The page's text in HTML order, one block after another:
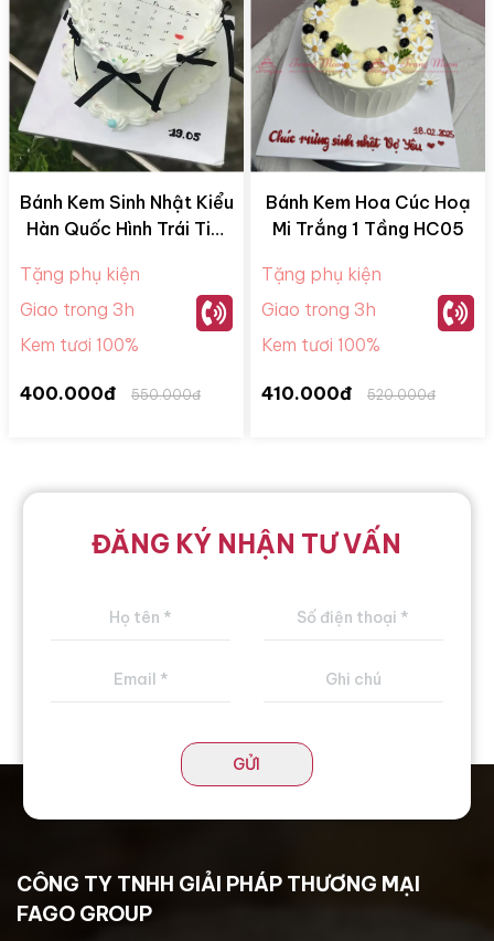
Bánh Kem Sinh Nhật Kiểu
Hàn Quốc Hình Trái Tim
Tặng phụ kiện
Giao trong 3h
Kem tươi 100%
400.000đ 550.000đ
Bánh Kem Hoa Cúc Hoạ
Mi Trắng 1 Tầng HC05
Tặng phụ kiện
Giao trong 3h
Kem tươi 100%
410.000đ 520.000đ
ĐĂNG KÝ NHẬN TƯ VẤN
GỬI
CÔNG TY TNHH GIẢI PHÁP THƯƠNG MẠI
FAGO GROUP